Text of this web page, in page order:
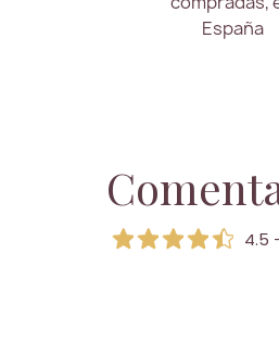
España
4.5